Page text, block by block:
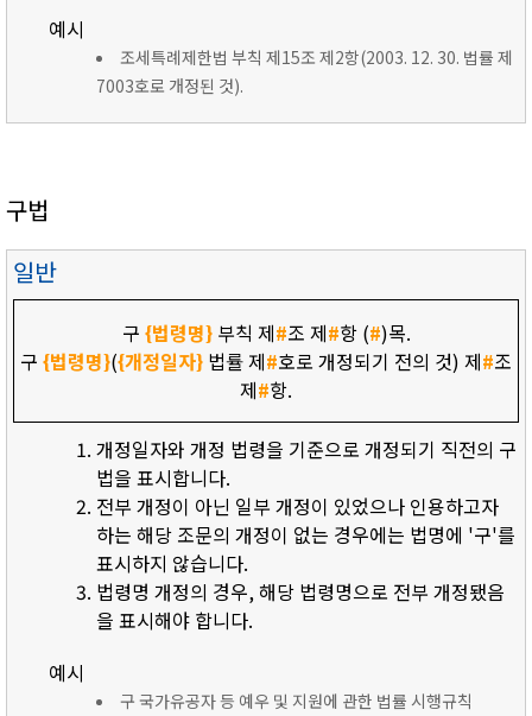
예시
조세특례제한법 부칙 제15조 제2항(2003. 12. 30. 법률 제
7003호로 개정된 것).
구법
일반
구 {법령명}부칙 제#조 제#항 (#)목.
구 {법령명}({개정일자} 법률 제#호로 개정되기 전의 것) 제#조
제#항.
개정일자와 개정 법령을 기준으로 개정되기 직전의 구
법을 표시합니다.
전부 개정이 아닌 일부 개정이 있었으나 인용하고자
하는 해당 조문의 개정이 없는 경우에는 법명에 '구'를
표시하지 않습니다.
법령명 개정의 경우, 해당 법령명으로 전부 개정됐음
을 표시해야 합니다.
예시
구 국가유공자 등 예우 및 지원에 관한 법률 시행규칙